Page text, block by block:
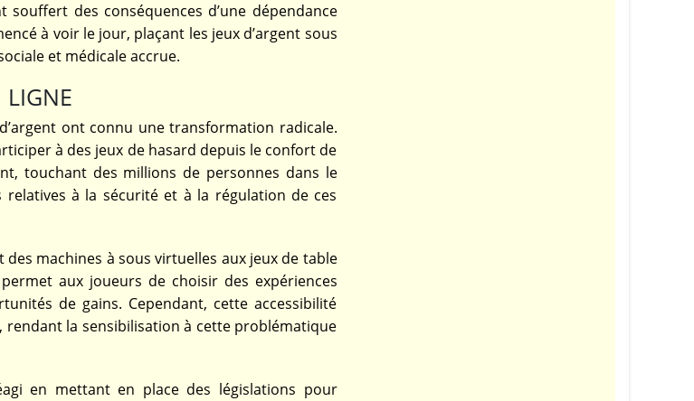
des conséquences d’une dépendance
à voir le jour, plaçant les jeux d’argent sous
et médicale accrue.
LIGNE
ont connu une transformation radicale.
à des jeux de hasard depuis le confort de
touchant des millions de personnes dans le
à la sécurité et à la régulation de ces
machines à sous virtuelles aux jeux de table
aux joueurs de choisir des expériences
de gains. Cependant, cette accessibilité
rendant la sensibilisation à cette problématique
en mettant en place des législations pour